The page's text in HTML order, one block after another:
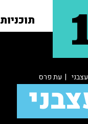
תוכניות
| עת פרס